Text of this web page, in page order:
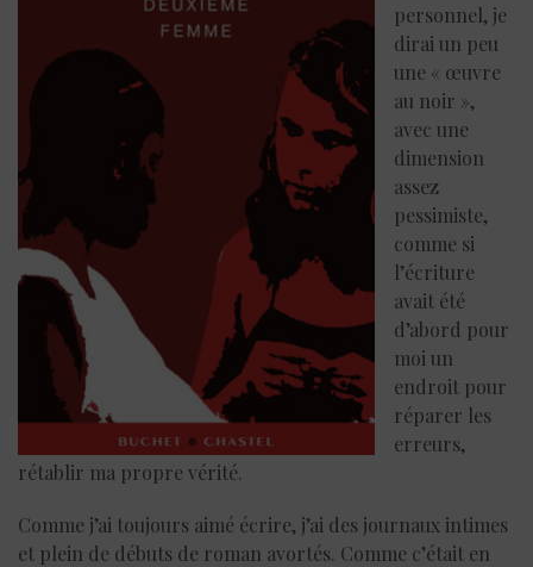
personnel, je
dirai un peu
une « œuvre
au noir »,
avec une
dimension
assez
pessimiste,
comme si
l’écriture
avait été
d’abord pour
moi un
endroit pour
réparer les
erreurs,
rétablir ma propre vérité.
Comme j’ai toujours aimé écrire, j’ai des journaux intimes
et plein de débuts de roman avortés. Comme c’était en